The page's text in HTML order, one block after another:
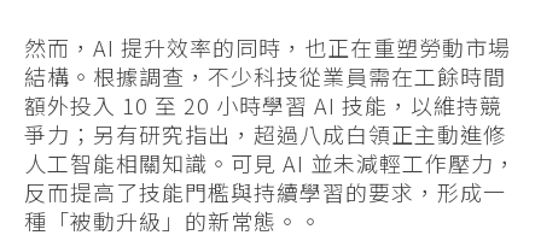
然而，AI 提升效率的同時，也正在重塑勞動市場
結構。根據調查，不少科技從業員需在工餘時間
額外投入 10 至 20 小時學習 AI 技能，以維持競
爭力；另有研究指出，超過八成白領正主動進修
人工智能相關知識。可見 AI 並未減輕工作壓力，
反而提高了技能門檻與持續學習的要求，形成一
種「被動升級」的新常態。。